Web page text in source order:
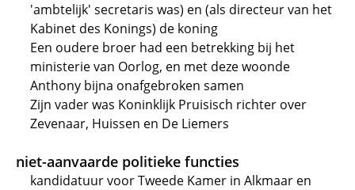
'ambtelijk' secretaris was) en (als directeur van het
Kabinet des Konings) de koning
Een oudere broer had een betrekking bij het
ministerie van Oorlog, en met deze woonde
Anthony bijna onafgebroken samen
Zijn vader was Koninklijk Pruisisch richter over
Zevenaar, Huissen en De Liemers
niet-aanvaarde politieke functies
kandidatuur voor Tweede Kamer in Alkmaar en